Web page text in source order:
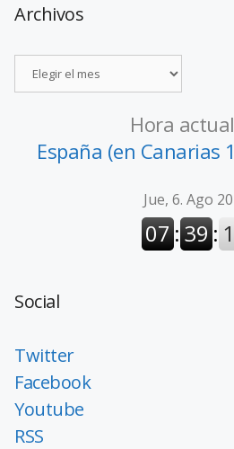
Archivos
Hora
España (en Canarias
Social
Twitter
Facebook
Youtube
RSS